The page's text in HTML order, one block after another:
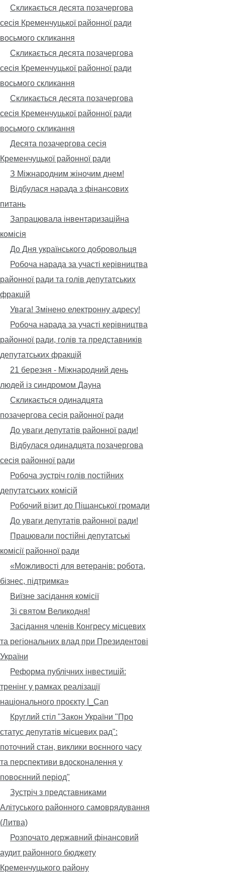
Скликається десята позачергова
сесія Кременчуцької районної ради
восьмого скликання
Скликається десята позачергова
сесія Кременчуцької районної ради
восьмого скликання
Скликається десята позачергова
сесія Кременчуцької районної ради
восьмого скликання
Десята позачергова сесія
Кременчуцької районної ради
З Міжнародним жіночим днем!
Відбулася нарада з фінансових
питань
Запрацювала інвентаризаційна
комісія
До Дня українського добровольця
Робоча нарада за участі керівництва
районної ради та голів депутатських
фракцій
Увага! Змінено електронну адресу!
Робоча нарада за участі керівництва
районної ради, голів та представників
депутатських фракцій
21 березня - Міжнародний день
людей із синдромом Дауна
Скликається одинадцята
позачергова сесія районної ради
До уваги депутатів районної ради!
Відбулася одинадцята позачергова
сесія районної ради
Робоча зустріч голів постійних
депутатських комісій
Робочий візит до Піщанської громади
До уваги депутатів районної ради!
Працювали постійні депутатські
комісії районної ради
«Можливості для ветеранів: робота,
бізнес, підтримка»
Виїзне засідання комісії
Зі святом Великодня!
Засідання членів Конгресу місцевих
та регіональних влад при Президентові
України
Реформа публічних інвестицій:
тренінг у рамках реалізації
національного проєкту I_Can
Круглий стіл "Закон України "Про
статус депутатів місцевих рад":
поточний стан, виклики воєнного часу
та перспективи вдосконалення у
повоєнний період"
Зустріч з представниками
Алітуського районного самоврядування
(Литва)
Розпочато державний фінансовий
аудит районного бюджету
Кременчуцького району